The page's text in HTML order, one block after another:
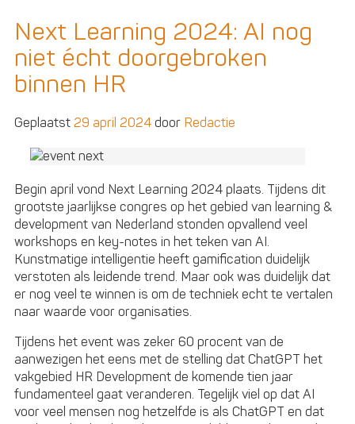
overwin
je
de
weerstand
van
tegen
HR-
technologieën
Next Learning 2024: AI nog
niet écht doorgebroken
binnen HR
Geplaatst 29 april 2024 door Redactie
Begin april vond Next Learning 2024 plaats. Tijdens dit
grootste jaarlijkse congres op het gebied van learning &
development van Nederland stonden opvallend veel
workshops en key-notes in het teken van AI.
Kunstmatige intelligentie heeft gamification duidelijk
verstoten als leidende trend. Maar ook was duidelijk dat
er nog veel te winnen is om de techniek echt te vertalen
naar waarde voor organisaties.
Tijdens het event was zeker 60 procent van de
aanwezigen het eens met de stelling dat ChatGPT het
vakgebied HR Development de komende tien jaar
fundamenteel gaat veranderen. Tegelijk viel op dat AI
voor veel mensen nog hetzelfde is als ChatGPT en dat